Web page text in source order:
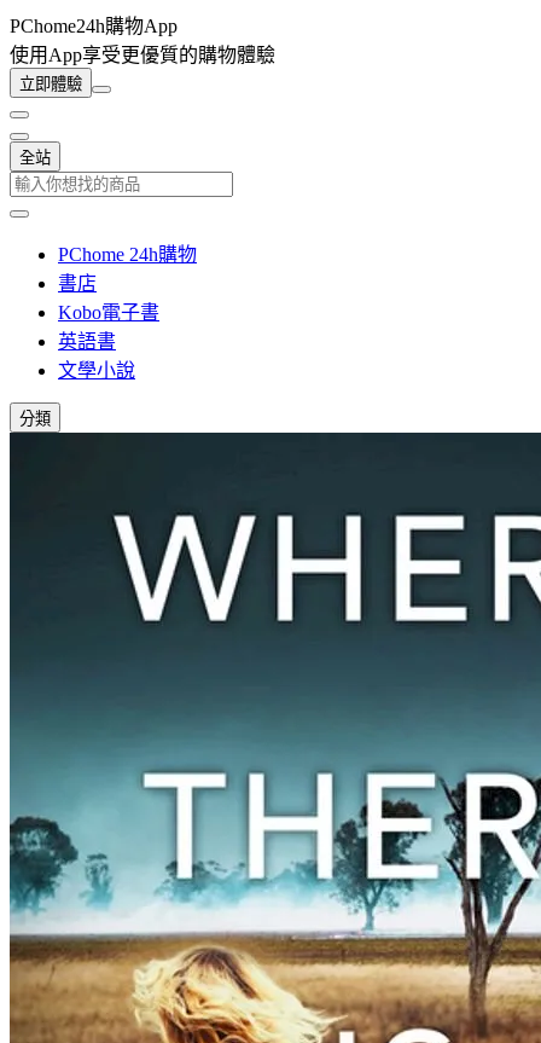
PChome24h購物App
使用App享受更優質的購物體驗
立即體驗
全站
PChome 24h購物
書店
Kobo電子書
英語書
文學小說
分類